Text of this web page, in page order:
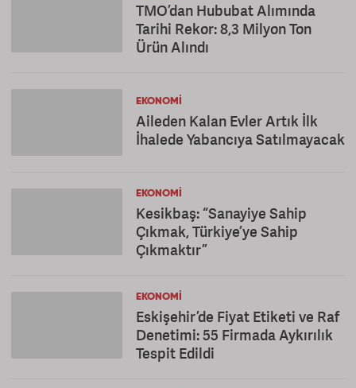
TMO’dan Hububat Alımında
Tarihi Rekor: 8,3 Milyon Ton
Ürün Alındı
EKONOMI
Aileden Kalan Evler Artık İlk
İhalede Yabancıya Satılmayacak
EKONOMI
Kesikbaş: “Sanayiye Sahip
Çıkmak, Türkiye’ye Sahip
Çıkmaktır”
EKONOMI
Eskişehir’de Fiyat Etiketi ve Raf
Denetimi: 55 Firmada Aykırılık
Tespit Edildi